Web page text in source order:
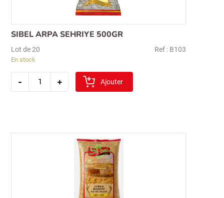
SIBEL ARPA SEHRIYE 500GR
Lot de 20 Ref : B103
En stock
-
quantité
+ Ajouter
Recherche
pour :